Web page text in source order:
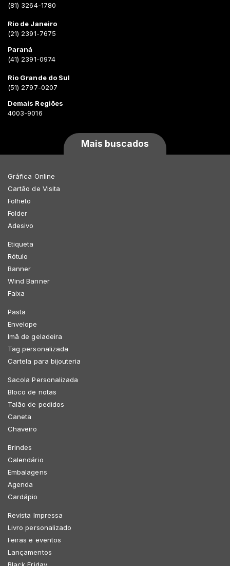
(81) 3264-1780
Rio de Janeiro
(21) 2391-7675
Paraná
(41) 2391-0974
Rio Grande do Sul
(51) 2797-0207
Demais Regiões
4003-9016
Mais buscados
Gráfica Online
Cartão de Visita
Folheto
Folder
Adesivo
Etiqueta
Rótulo
Banner
Wind Banner
Faixa
Pasta
Envelope
Imã de geladeira
Tag personalizada
Cartela para bijouteria
Sacola Personalizada
Bloco de notas
Talão de pedidos
Caneta
Chaveiro
Brindes
Calendário
Embalagens
Agenda
Cardápio
Revista Impressa
Livro personalizado
Feiras e eventos
Lançamentos
Black Friday